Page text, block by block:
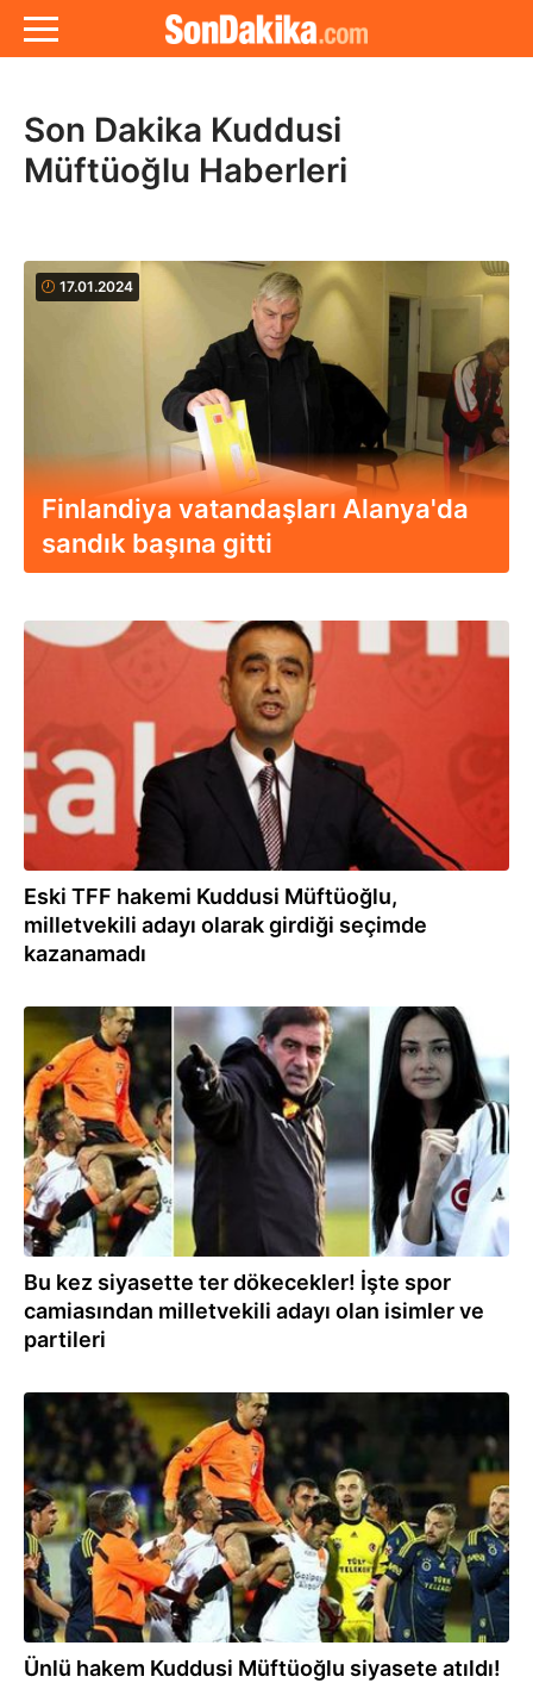
Son Dakika Kuddusi
Müftüoğlu Haberleri
17.01.2024
Finlandiya vatandaşları Alanya'da
sandık başına gitti
15.05.2023
Eski TFF hakemi Kuddusi Müftüoğlu,
milletvekili adayı olarak girdiği seçimde
kazanamadı
10.04.2023
Bu kez siyasette ter dökecekler! İşte spor
camiasından milletvekili adayı olan isimler ve
partileri
09.04.2023
Ünlü hakem Kuddusi Müftüoğlu siyasete atıldı!